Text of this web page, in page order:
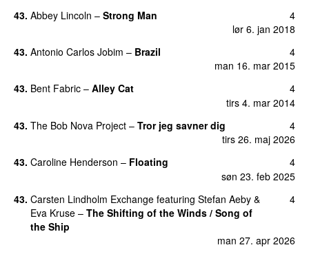
43. Abbey Lincoln – Strong Man
lør 6. jan 2018
4
43. Antonio Carlos Jobim – Brazil
man 16. mar 2015
4
43. Bent Fabric – Alley Cat
tirs 4. mar 2014
4
43. The Bob Nova Project – Tror jeg savner dig
tirs 26. maj 2026
4
43. Caroline Henderson – Floating
søn 23. feb 2025
4
43. Carsten Lindholm Exchange featuring Stefan Aeby &
Eva Kruse – The Shifting of the Winds / Song of
the Ship
man 27. apr 2026
4